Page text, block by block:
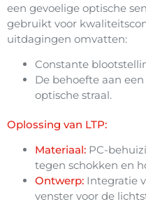
een gevoelige optische
gebruikt voor
uitdagingen omvatten:
Constante
De behoefte aan
optische straal.
Oplossing van LTP:
Materiaal: PC-
tegen schokken en
Ontwerp: Integratie
venster voor de